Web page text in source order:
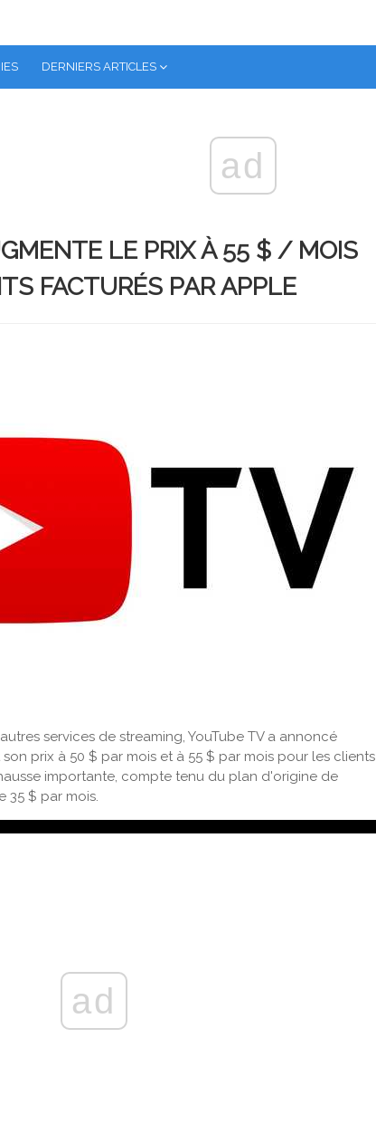
DERNIERS ARTICLES
ad
LE PRIX À 55 $ / MOIS
FACTURÉS PAR APPLE
services de streaming, YouTube TV a annoncé
prix à 50 $ par mois et à 55 $ par mois pour les clients
importante, compte tenu du plan d'origine de
35 $ par mois.
ad